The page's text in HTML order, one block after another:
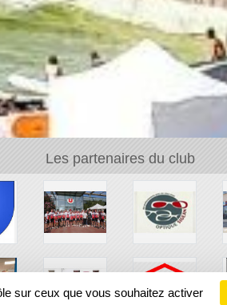
Les partenaires du club
sur ceux que vous souhaitez activer